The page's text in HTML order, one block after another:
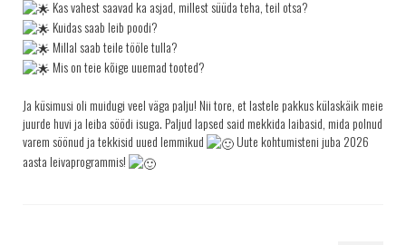
Kas vahest saavad ka asjad, millest süüda teha, teil otsa?
Kuidas saab leib poodi?
Millal saab teile tööle tulla?
Mis on teie kõige uuemad tooted?
Ja küsimusi oli muidugi veel väga palju! Nii tore, et lastele pakkus külaskäik meie
juurde huvi ja leiba söödi isuga. Paljud lapsed said mekkida laibasid, mida polnud
varem söönud ja tekkisid uued lemmikud
Uute kohtumisteni juba 2026
aasta leivaprogrammis!